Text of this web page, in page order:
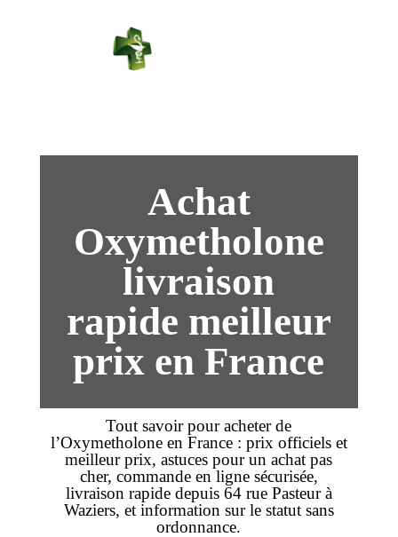
Achat
Oxymetholone
livraison
rapide meilleur
prix en France
Tout savoir pouracheterde
l’Oxymetholoneen France : prix officiels et
meilleur prix, astuces pour unachat pas
cher, commande en lignesécurisée,
livraison rapidedepuis 64 rue Pasteur à
Waziers, et information sur le statut sans
ordonnance.